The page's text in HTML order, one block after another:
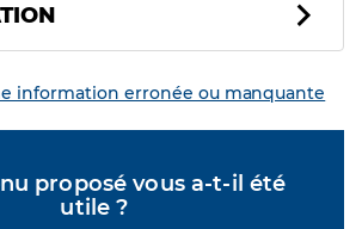
information erronée ou manquante
proposé vous a-t-il été
utile ?